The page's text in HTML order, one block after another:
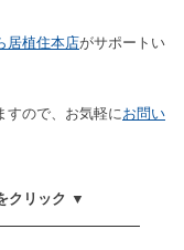
居植住本店がサポートい
すので、お気軽にお問い
クリック ▼